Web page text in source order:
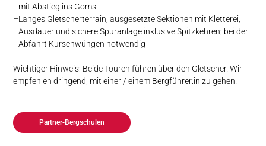
mit Abstieg ins Goms
Langes Gletscherterrain, ausgesetzte Sektionen mit Kletterei,
Ausdauer und sichere Spuranlage inklusive Spitzkehren; bei der
Abfahrt Kurschwüngen notwendig
Wichtiger Hinweis: Beide Touren führen über den Gletscher. Wir
empfehlen dringend, mit einer / einem Bergführer:in zu gehen.
Partner-Bergschulen